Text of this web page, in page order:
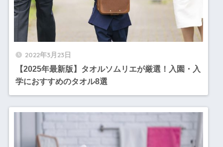
2022年3月23日
【2025年最新版】タオルソムリエが厳選！入園・入
学におすすめのタオル8選